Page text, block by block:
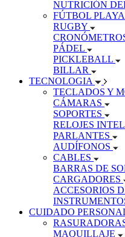
NUTRICIÓN
FÚTBOL PLAYA
RUGBY
PÁDEL
PICKLEBALL
BILLAR
TECNOLOGIA
TECLADOS Y
CÁMARAS
SOPORTES
RELOJES
PARLANTES
AUDÍFONOS
CABLES
BARRAS DE
CARGADORES
ACCESORIOS
CUIDADO
MAQUILLAJE